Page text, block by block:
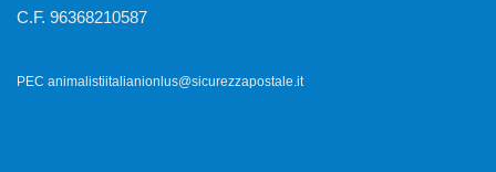
C.F. 96368210587
PEC animalistiitalianionlus@sicurezzapostale.it